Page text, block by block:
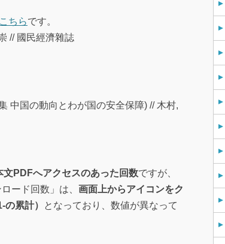
こちらです。
// 國民經濟雜誌
中国の動向とわが国の安全保障) // 木村,
文PDFへアクセスのあった回数ですが、
ード回数」は、 画面上からアイコンをク
累計）
となっており、数値が異なって